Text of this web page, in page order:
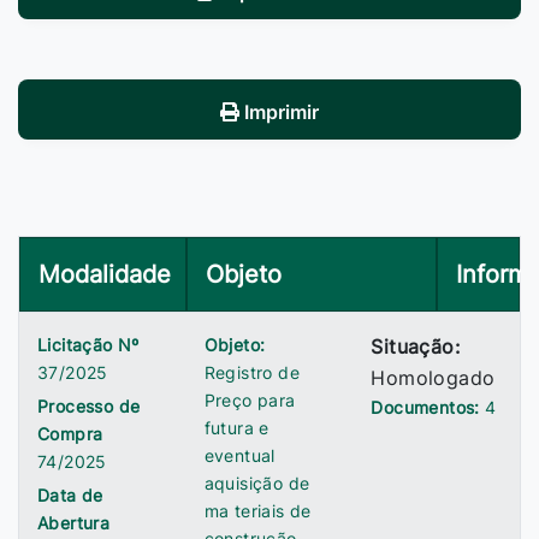
Imprimir
Modalidade Objeto
Licitação Nº
37/2025
Processo de
Compra
74/2025
Data de
Abertura
Objeto:
Registro de
Preço para
futura e
eventual
aquisição de
ma teriais de
Situação:
Homologado
Documentos:4